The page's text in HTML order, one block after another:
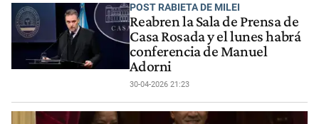
POST RABIETA DE MILEI
Reabren la Sala de Prensa de
Casa Rosada y el lunes habrá
conferencia de Manuel
Adorni
30-04-2026 21:23